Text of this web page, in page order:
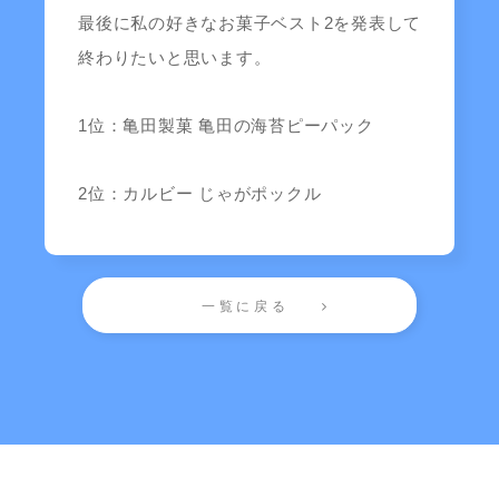
最後に私の好きなお菓子ベスト2を発表して
終わりたいと思います。
1位：亀田製菓 亀田の海苔ピーパック
2位：カルビー じゃがポックル
一覧に戻る